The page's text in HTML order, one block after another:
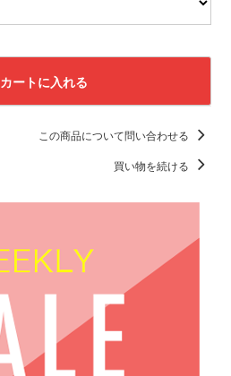
カートに入れる
この商品について問い合わせる
買い物を続ける